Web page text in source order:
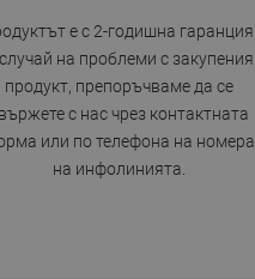
е с 2-годишна гаранция.
на проблеми с закупения
продукт, препоръчваме да се
с нас чрез контактната
или по телефона на номера
на инфолинията.